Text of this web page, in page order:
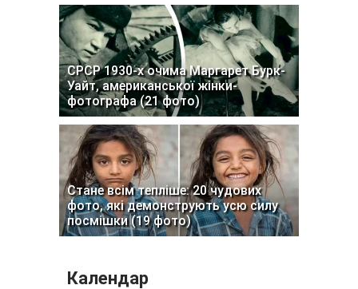
СРСР 1930-х очима Маргарет Бурк-
Уайт, американської жінки-
фотографа (21 фото)
Стане всім тепліше: 20 чудових
фото, які демонструють усю силу
посмішки (19 фото)
Календар